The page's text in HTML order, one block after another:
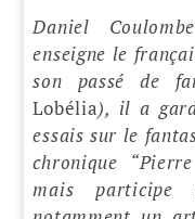
Daniel
enseigne le
son passé de
Lobélia), il a
essais sur le
chronique
mais